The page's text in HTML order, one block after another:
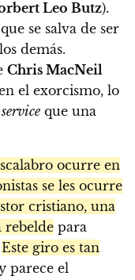
Leo Butz).
se salva de ser
demás.
Chris MacNeil
el exorcismo, lo
que una
ocurre en
se les ocurre
cristiano, una
rebelde para
Este giro es tan
parece el